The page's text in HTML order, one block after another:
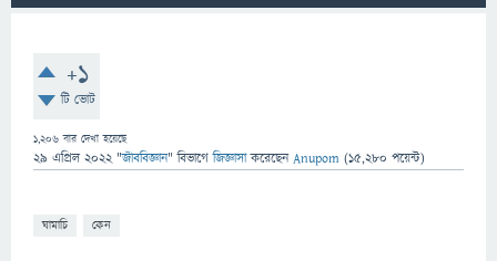
+1
টি ভোট
1,206 বার দেখা হয়েছে
29 এপ্রিল 2022 "জীববিজ্ঞান" বিভাগে জিজ্ঞাসাকরেছেনAnupom (15,280 পয়েন্ট)
ঘামাচি কেন